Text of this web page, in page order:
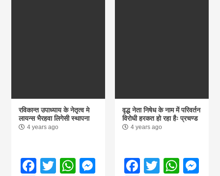
रविकान्त उपाध्याय के नेतृत्व मे
लायन्स भैरहवा लिगेसी स्थापना
4 years ago
Facebook
TwitterWhatsApp
Messenger
वृद्ध नेता निषेध के नाम में परिवर्तन
विरोधी हरकत हो रहा हैः प्रचण्ड
4 years ago
Facebook
Twitter